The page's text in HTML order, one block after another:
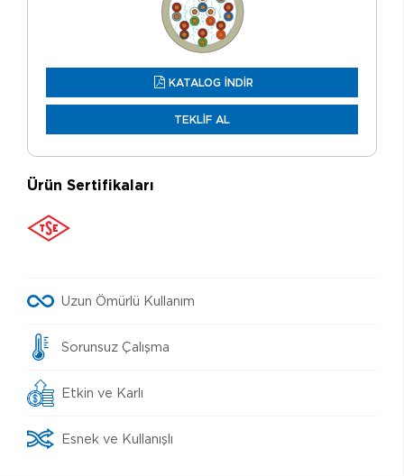
KATALOG İNDİR
TEKLİF AL
Ürün Sertifikaları
Uzun Ömürlü Kullanım
Sorunsuz Çalışma
Etkin ve Karlı
Esnek ve Kullanışlı